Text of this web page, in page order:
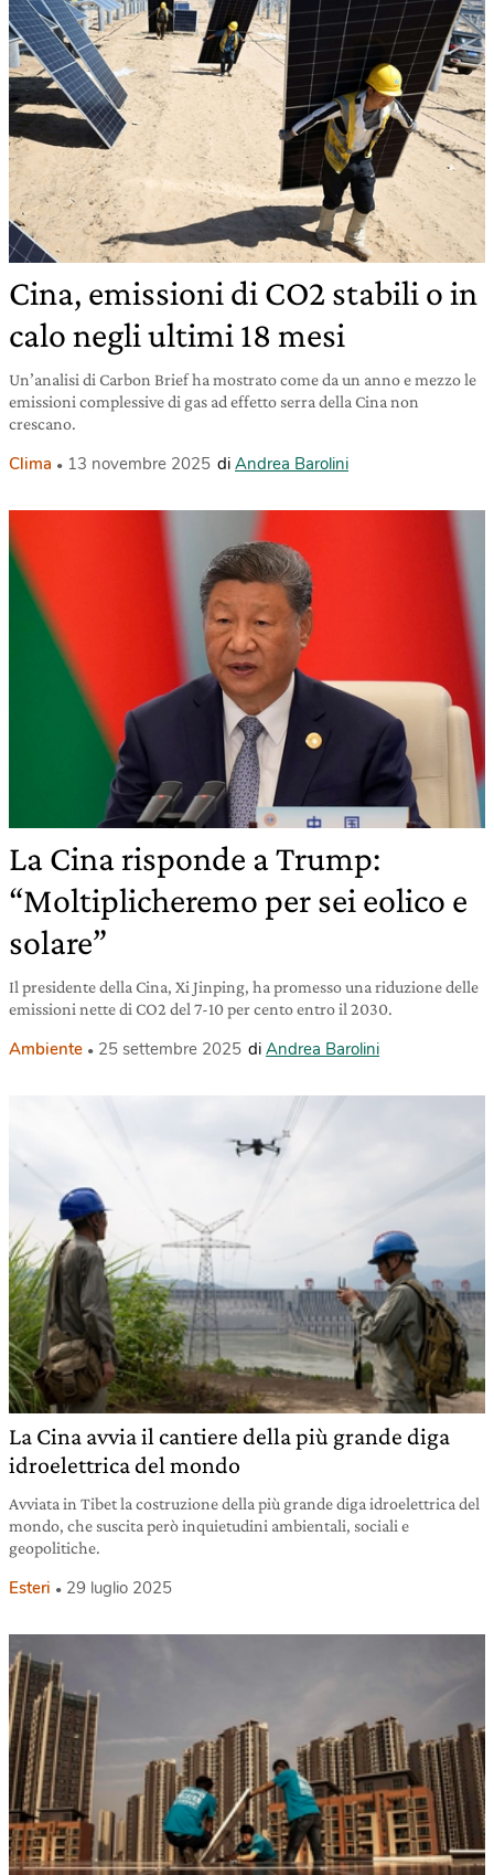
Cina, emissioni di CO2 stabili o in
calo negli ultimi 18 mesi
Un’analisi di Carbon Brief ha mostrato come da un anno e mezzo le
emissioni complessive di gas ad effetto serra della Cina non
crescano.
Clima 13 novembre 2025 di Andrea Barolini
La Cina risponde a Trump:
“Moltiplicheremo per sei eolico e
solare”
Il presidente della Cina, Xi Jinping, ha promesso una riduzione delle
emissioni nette di CO2 del 7-10 per cento entro il 2030.
Ambiente 25 settembre 2025 di Andrea Barolini
La Cina avvia il cantiere della più grande diga
idroelettrica del mondo
Avviata in Tibet la costruzione della più grande diga idroelettrica del
mondo, che suscita però inquietudini ambientali, sociali e
geopolitiche.
Esteri 29 luglio 2025